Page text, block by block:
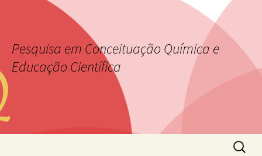
Pesquisa em Conceituação Química e
Educação Científica